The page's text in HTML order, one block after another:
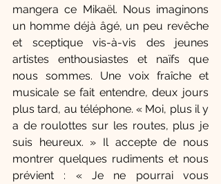
mangera ce Mikaël. Nous imaginons
un homme déjà âgé, un peu revêche
et sceptique vis-à-vis des jeunes
artistes enthousiastes et naïfs que
nous sommes. Une voix fraîche et
musicale se fait entendre, deux jours
plus tard, au téléphone. « Moi, plus il y
a de roulottes sur les routes, plus je
suis heureux. » Il accepte de nous
montrer quelques rudiments et nous
prévient : « Je ne pourrai vous